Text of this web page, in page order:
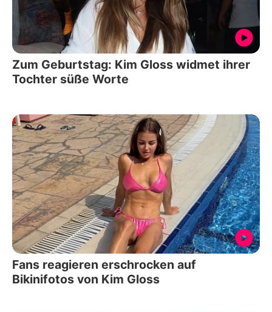
Zum Geburtstag: Kim Gloss widmet ihrer
Tochter süße Worte
Fans reagieren erschrocken auf
Bikinifotos von Kim Gloss